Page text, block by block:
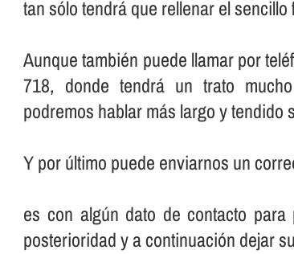
tan sólo tendrá que rellenar el
Aunque también puede llamar por
718, donde tendrá un trato
podremos hablar más largo y tendido
Y por último puede enviarnos un
es con algún dato de contacto
posterioridad y a continuación dejar